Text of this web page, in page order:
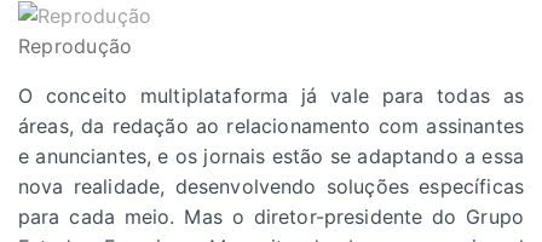
Reprodução
O conceito multiplataforma já vale para todas as
áreas, da redação ao relacionamento com assinantes
e anunciantes, e os jornais estão se adaptando a essa
nova realidade, desenvolvendo soluções específicas
para cada meio. Mas o diretor-presidente do Grupo